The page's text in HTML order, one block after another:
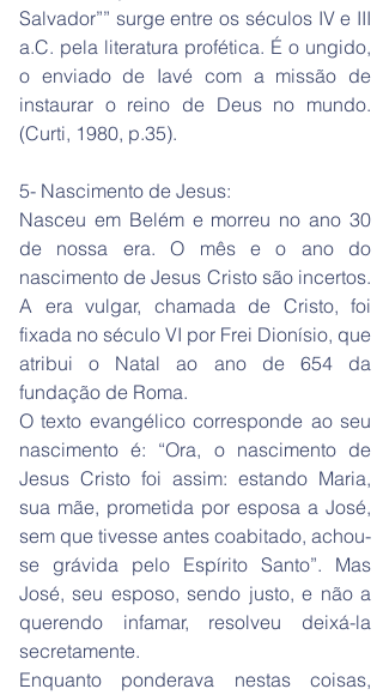
Salvador”” surge entre os séculos IV e III
a.C. pela literatura profética. É o ungido,
o enviado de Iavé com a missão de
instaurar o reino de Deus no mundo.
(Curti, 1980, p.35).
5- Nascimento de Jesus:
Nasceu em Belém e morreu no ano 30
de nossa era. O mês e o ano do
nascimento de Jesus Cristo são incertos.
A era vulgar, chamada de Cristo, foi
fixada no século VI por Frei Dionísio, que
atribui o Natal ao ano de 654 da
fundação de Roma.
O texto evangélico corresponde ao seu
nascimento é: “Ora, o nascimento de
Jesus Cristo foi assim: estando Maria,
sua mãe, prometida por esposa a José,
sem que tivesse antes coabitado, achou-
se grávida pelo Espírito Santo”. Mas
José, seu esposo, sendo justo, e não a
querendo infamar, resolveu deixá-la
secretamente.
Enquanto ponderava nestas coisas,